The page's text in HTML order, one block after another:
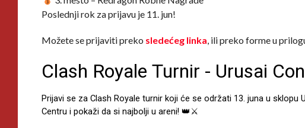
Poslednji rok za prijavu je 11. jun!
Možete se prijaviti preko sledećeg linka, ili preko forme u